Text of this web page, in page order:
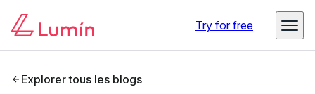
Try for free
Explorer tous les blogs